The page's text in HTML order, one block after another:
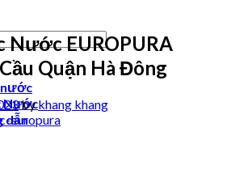
nước
Nước
dẫn
Nước EUROPURA
Quận Hà Đông
bykhang khang